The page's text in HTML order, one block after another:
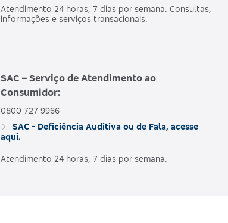
Atendimento 24 horas, 7 dias por semana. Consultas,
informações e serviços transacionais.
SAC – Serviço de Atendimento ao
Consumidor:
0800 727 9966
SAC - Deficiência Auditiva ou de Fala, acesse
aqui.
Atendimento 24 horas, 7 dias por semana.